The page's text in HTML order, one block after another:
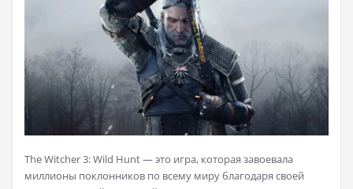
The Witcher 3: Wild Hunt — это игра, которая завоевала
миллионы поклонников по всему миру благодаря своей